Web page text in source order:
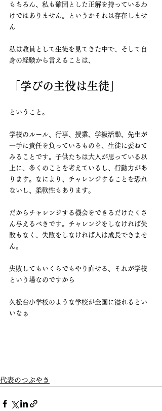
もちろん、私も確固とした正解を持っているわ
けではありません。というかそれは存在しませ
ん
私は教員として生徒を見てきた中で、そして自
身の経験から言えることは、
「学びの主役は生徒」
ということ。
学校のルール、行事、授業、学級活動、先生が
一手に責任を負っているものを、生徒に委ねて
みることです。子供たちは大人が思っている以
上に、多くのことを考えているし、行動力があ
ります。なにより、チャレンジすることを恐れ
ないし、柔軟性もあります。
だからチャレンジする機会をできるだけたくさ
ん与えるべきです。チャレンジをしなければ失
敗もなく、失敗をしなければ人は成長できませ
ん。
失敗してもいくらでもやり直せる、それが学校
という場なのですから
久松台小学校のような学校が全国に溢れるとい
いなぁ
代表のつぶやき